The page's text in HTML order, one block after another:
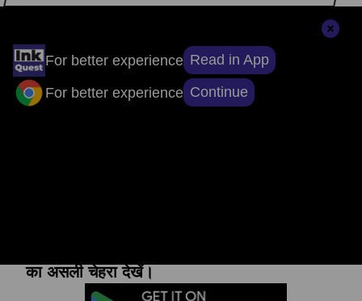
For better experience Read in App
For better experience Continue
Follow
अन्य समाचार
का असली चेहरा देखें।